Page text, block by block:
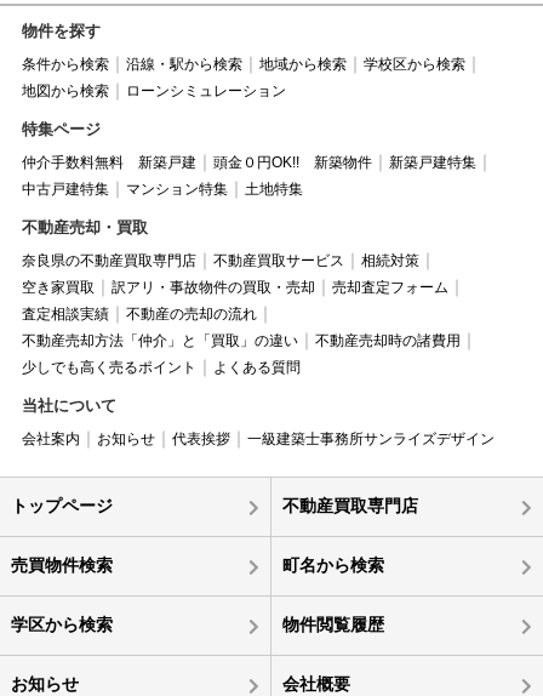
物件を探す
条件から検索 沿線・駅から検索 地域から検索
学校区から検索
地図から検索
ローンシミュレーション
特集ページ
仲介手数料無料 新築戸建 頭金０円OK!! 新築物件
新築戸建特集
中古戸建特集
マンション特集 土地特集
不動産売却・買取
奈良県の不動産買取専門店 不動産買取サービス
相続対策
空き家買取
訳アリ・事故物件の買取・売却
売却査定フォーム
査定相談実績
不動産の売却の流れ
不動産売却方法「仲介」と「買取」の違い
不動産売却時の諸費用
少しでも高く売るポイント
よくある質問
当社について
会社案内 お知らせ 代表挨拶 一級建築士事務所サンライズデザイン
トップページ 不動産買取専門店
売買物件検索 町名から検索
学区から検索 物件閲覧履歴
お知らせ 会社概要